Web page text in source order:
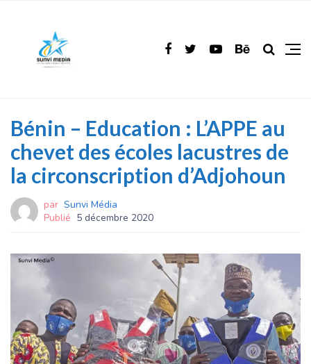
Bénin – Education : L’APPE au
chevet des écoles lacustres de
la circonscription d’Adjohoun
par Sunvi Média
Publié 5 décembre 2020